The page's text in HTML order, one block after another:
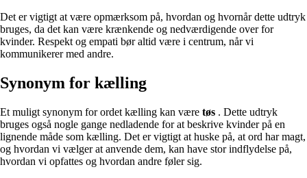
Det er vigtigt at være opmærksom på, hvordan og hvornår dette udtryk
bruges, da det kan være krænkende og nedværdigende over for
kvinder. Respekt og empati bør altid være i centrum, når vi
kommunikerer med andre.
Synonym for kælling
Et muligt synonym for ordet kælling kan være tøs . Dette udtryk
bruges også nogle gange nedladende for at beskrive kvinder på en
lignende måde som kælling. Det er vigtigt at huske på, at ord har magt,
og hvordan vi vælger at anvende dem, kan have stor indflydelse på,
hvordan vi opfattes og hvordan andre føler sig.